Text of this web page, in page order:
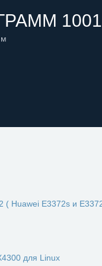
Huawei E3372s и
для Linux